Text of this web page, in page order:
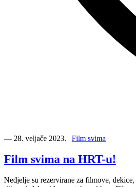
svima
krenuo
u
sezonu”
― 28. veljače 2023. | Film svima
Film svima na HRT-u!
Nedjelje su rezervirane za filmove,